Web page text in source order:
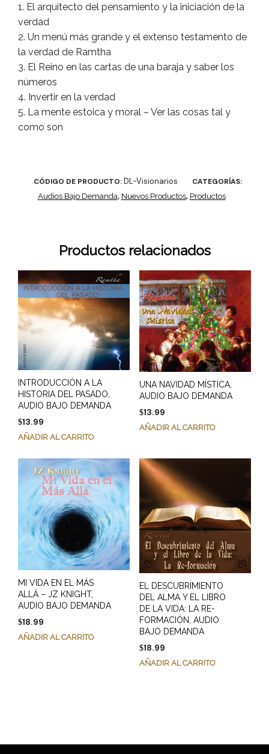
1. El arquitecto del pensamiento y la iniciación de la
verdad
2. Un menú más grande y el extenso testamento de
la verdad de Ramtha
3. El Reino en las cartas de una baraja y saber los
números
4. Invertir en la verdad
5. La mente estoica y moral – Ver las cosas tal y
como son
CÓDIGO DE PRODUCTO:DL-Visionarios CATEGORÍAS:
Audios Bajo Demanda, Nuevos Productos, Productos
Productos relacionados
INTRODUCCIÓN A LA
HISTORIA DEL PASADO,
AUDIO BAJO DEMANDA
$13.99
AÑADIR AL CARRITO
UNA NAVIDAD MÍSTICA,
AUDIO BAJO DEMANDA
$13.99
AÑADIR AL CARRITO
MI VIDA EN EL MÁS
ALLÁ – JZ KNIGHT,
AUDIO BAJO DEMANDA
$18.99
AÑADIR AL CARRITO
EL DESCUBRIMIENTO
DEL ALMA Y EL LIBRO
DE LA VIDA: LA RE-
FORMACIÓN, AUDIO
BAJO DEMANDA
$18.99
AÑADIR AL CARRITO